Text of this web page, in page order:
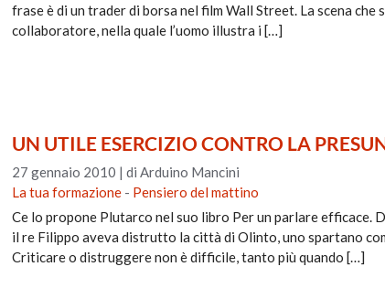
frase è di un trader di borsa nel film Wall Street. La scena
collaboratore, nella quale l’uomo illustra i […]
UN UTILE ESERCIZIO CONTRO LA
27 gennaio 2010 |di Arduino Mancini
La tua formazione - Pensiero del mattino
Ce lo propone Plutarco nel suo libro Per un parlare efficace.
il re Filippo aveva distrutto la città di Olinto, uno spartano
Criticare o distruggere non è difficile, tanto più quando […]